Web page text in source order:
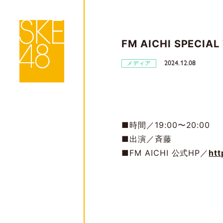
FM AICHI SPECIAL
メディア 2024.12.08
■時間／19:00〜20:00
■出演／斉藤
■FM AICHI 公式HP／